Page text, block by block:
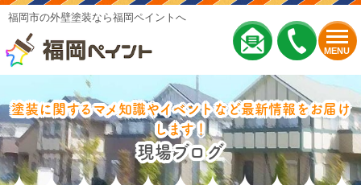
MENU
福岡市の外壁塗装なら福岡ペイントへ
塗装に関するマメ知識やイベントなど最新情報をお届け
します！
現場ブログ